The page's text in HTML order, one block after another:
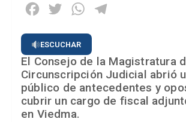
Facebook
Twitter WhatsApp
ESCUCHAR
El Consejo de la Magistratura
Circunscripción Judicial abrió
público de antecedentes y
cubrir un cargo de fiscal
en Viedma.